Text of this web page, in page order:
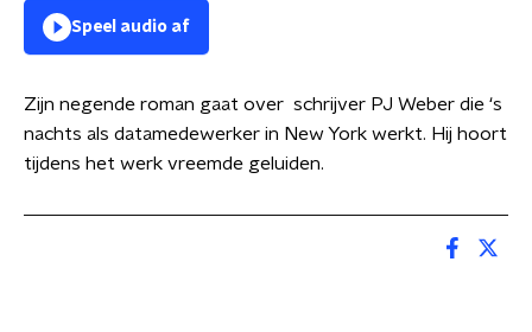
Speel audio af
Zijn negende roman gaat over schrijver PJ Weber die ‘s
nachts als datamedewerker in New York werkt. Hij hoort
tijdens het werk vreemde geluiden.